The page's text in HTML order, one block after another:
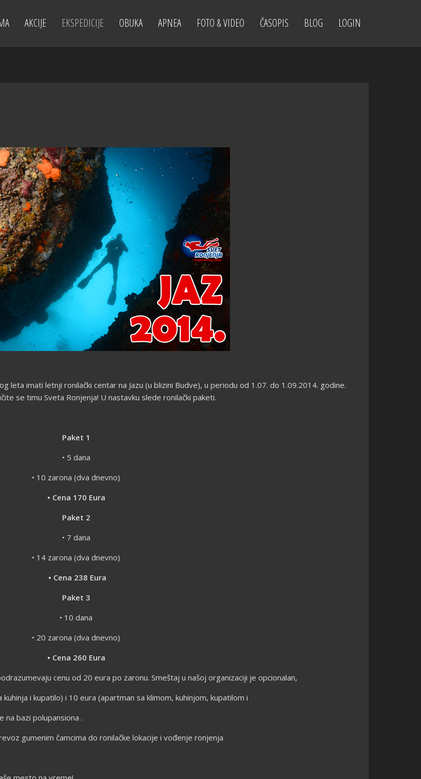
AKCIJE EKSPEDICIJE OBUKA APNEA FOTO & VIDEO ČASOPIS BLOG LOGIN
leta imati letnji ronilački centar na Jazu (u blizini Budve), u periodu od 1.07. do 1.09.2014. godine.
se timu Sveta Ronjenja! U nastavku slede ronilački paketi.
Paket 1
• 5 dana
• 10 zarona (dva dnevno)
• Cena 170 Eura
Paket 2
• 7 dana
• 14 zarona (dva dnevno)
• Cena 238 Eura
Paket 3
• 10 dana
• 20 zarona (dva dnevno)
• Cena 260 Eura
cenu od 20 eura po zaronu. Smeštaj u našoj organizaciji je opcionalan,
i kupatilo) i 10 eura (apartman sa klimom, kuhinjom, kupatilom i
na bazi polupansiona .
gumenim čamcima do ronilačke lokacije i vođenje ronjenja